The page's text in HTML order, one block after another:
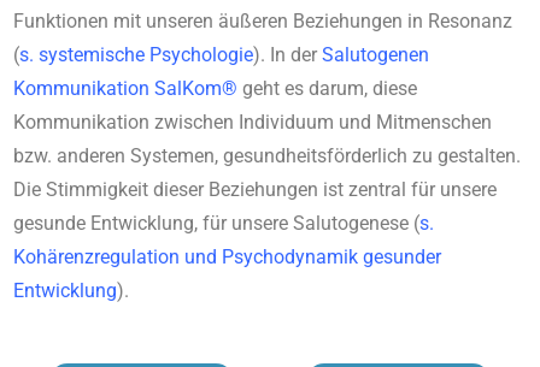
Funktionen mit unseren äußeren Beziehungen in Resonanz
(s. systemische Psychologie). In der Salutogenen
Kommunikation SalKom® geht es darum, diese
Kommunikation zwischen Individuum und Mitmenschen
bzw. anderen Systemen, gesundheitsförderlich zu gestalten.
Die Stimmigkeit dieser Beziehungen ist zentral für unsere
gesunde Entwicklung, für unsere Salutogenese (s.
Kohärenzregulation und Psychodynamik gesunder
Entwicklung).